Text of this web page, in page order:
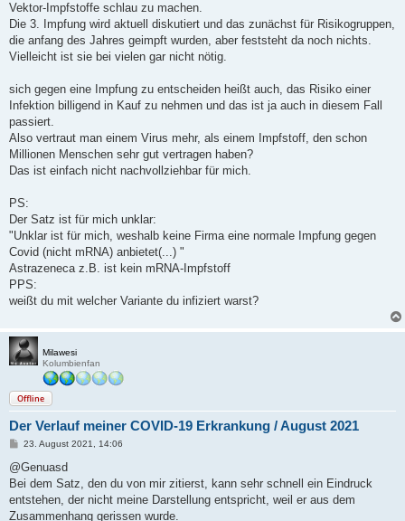
Vektor-Impfstoffe schlau zu machen.
Die 3. Impfung wird aktuell diskutiert und das zunächst für Risikogruppen,
die anfang des Jahres geimpft wurden, aber feststeht da noch nichts.
Vielleicht ist sie bei vielen gar nicht nötig.
sich gegen eine Impfung zu entscheiden heißt auch, das Risiko einer
Infektion billigend in Kauf zu nehmen und das ist ja auch in diesem Fall
passiert.
Also vertraut man einem Virus mehr, als einem Impfstoff, den schon
Millionen Menschen sehr gut vertragen haben?
Das ist einfach nicht nachvollziehbar für mich.
PS:
Der Satz ist für mich unklar:
"Unklar ist für mich, weshalb keine Firma eine normale Impfung gegen
Covid (nicht mRNA) anbietet(...) "
Astrazeneca z.B. ist kein mRNA-Impfstoff
PPS:
weißt du mit welcher Variante du infiziert warst?
Milawesi
Kolumbienfan
Offline
Der Verlauf meiner COVID-19 Erkrankung / August 2021
B
i
r
a
23. August 2021, 14:06
@Genuasd
Bei dem Satz, den du von mir zitierst, kann sehr schnell ein Eindruck
entstehen, der nicht meine Darstellung entspricht, weil er aus dem
Zusammenhang gerissen wurde.